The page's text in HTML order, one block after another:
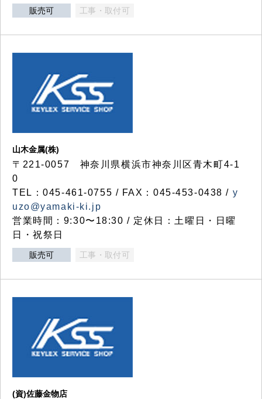
販売可 工事・取付可
山木金属(株)
〒221-0057 神奈川県横浜市神奈川区青木町4-1
0
TEL：045-461-0755 / FAX：045-453-0438 / y
uzo@yamaki-ki.jp
営業時間：9:30〜18:30 / 定休日：土曜日・日曜
日・祝祭日
販売可 工事・取付可
(資)佐藤金物店